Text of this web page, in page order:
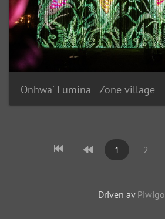
Onhwa' Lumina - Zone village
1 2
Driven av Piwigo